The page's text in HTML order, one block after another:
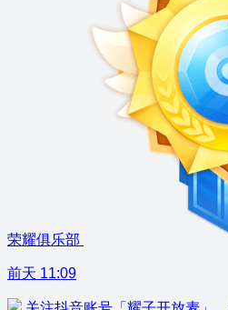
荣耀俱乐部
前天 11:09